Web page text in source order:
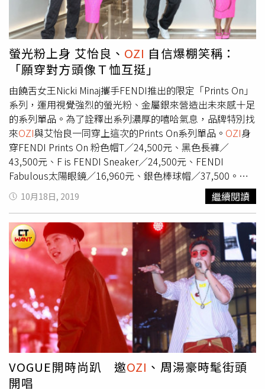
噢！」沒想到第二次又彈錯，只是這回旋律變成生日快樂
歌，工作人員端出事先準備好的蛋糕，令不知情的她又驚又
喜。孫盛希明年就要邁入3字頭，她在談到與OZI合唱的
〈曖〉時，笑稱：「我在MV裡扮演辣妹，應該早點那樣
的，看我現在都幾歲了？」金曲30後的孫盛希音樂節邀約不
斷，歌唱事業扶搖直上，近期為電影《聖人大盜》片尾曲「
Let Me Fall」、戲劇《想見你》的片頭曲「Someday or
One day」獻唱。巡演台中、台北場千人演唱會完美落幕，
在 2019 年末前交出漂亮成績單，同時預告下一場「希遊記
巡迴音樂會」廣州場將在12月7日和大家見面。接下來的孫
盛希準備閉關籌備新專輯，年底還會有全新單曲上架。
螢光粉上身 艾怡良、 OZI 自信爆棚笑稱：
「願穿對方頭像Ｔ恤互挺」
由饒舌女王Nicki Minaj攜手FENDI推出的限定「Prints On」
系列，運用視覺強烈的螢光粉、金屬銀來營造出未來感十足
的系列單品。為了詮釋出系列濃厚的嘻哈氣息，品牌特別找
來OZI與艾怡良一同穿上這次的Prints On系列單品。 OZI身
穿FENDI Prints On 粉色帽T／24,500元、黑色長褲／
43,500元、F is FENDI Sneaker／24,500元、FENDI
Fabulous太陽眼鏡／16,960元、銀色棒球帽／37,500。
（圖／品牌提供）
、艾怡良明明是第一次見面，卻默契
十足很合拍除了互虧對方「才氣逼人」，更一致大推這次系
己也很愛十分跳的顏色，坦言衣櫃也是有不少粉色系單品。
最想要帶回家的單品就是，今天配戴的FF Logo墨鏡，透露
平常墨鏡可以跟媽媽兩個人互戴，而且媽媽葉璦菱和他的收
藏就有滿滿一櫃的墨鏡。艾怡良身穿FENDI Prints On 粉色
連身裙／56,000元、粉色高跟鞋／價格店洽、粉色
Baguette／109,000元、銀色耳環／19,800元。（圖／品牌
提供）擁有健康小麥肌的艾怡良穿起螢光粉色針織洋裝，不
僅曲線顯得更細緻，更讓她覺得充滿自信，就算要穿這樣去
便利商店購物也都沒問題，才一試穿就打算直接下訂！雖然
兩人今天是首次見面合作，因為擁有許多共同朋友讓他們忍
不住大聊開來，搞笑說要穿印有對方頭像的T恤互挺，但要
10月18日, 2019 繼續閱讀
VOGUE開時尚趴 邀OZI 、周湯豪時髦街頭
開唱